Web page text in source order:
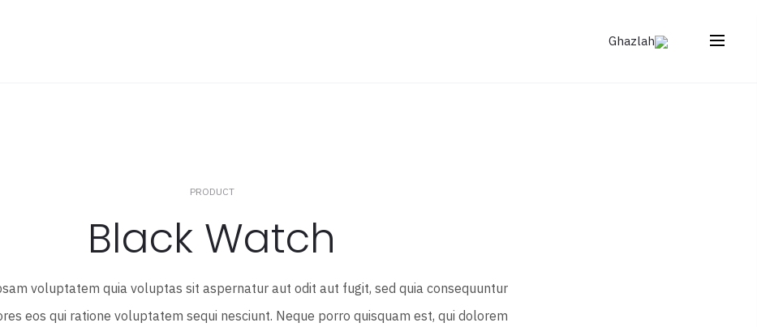
PRODUCT
Black Watch
voluptatem quia voluptas sit aspernatur aut odit aut fugit, sed quia consequuntur
eos qui ratione voluptatem sequi nesciunt. Neque porro quisquam est, qui dolorem